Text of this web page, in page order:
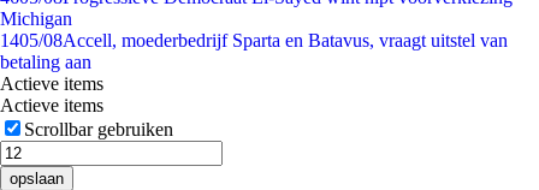
Michigan
1405/08Accell, moederbedrijf Sparta en Batavus, vraagt uitstel van
betaling aan
Actieve items
Actieve items
Scrollbar gebruiken
opslaan